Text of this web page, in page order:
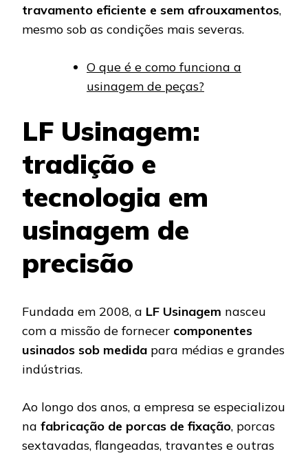
travamento eficiente e sem afrouxamentos,
mesmo sob as condições mais severas.
O que é e como funciona a
usinagem de peças?
LF Usinagem:
tradição e
tecnologia em
usinagem de
precisão
Fundada em 2008, a LF Usinagem nasceu
com a missão de fornecer componentes
usinados sob medida para médias e grandes
indústrias.
Ao longo dos anos, a empresa se especializou
na fabricação de porcas de fixação, porcas
sextavadas, flangeadas, travantes e outras